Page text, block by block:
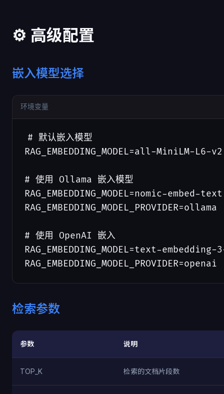
⚙️ 高级配置
嵌入模型选择
环境变量
# 默认嵌入模型
RAG_EMBEDDING_MODEL=all-MiniLM-L6-v2
# 使用 Ollama 嵌入模型
RAG_EMBEDDING_MODEL=nomic-embed-text
RAG_EMBEDDING_MODEL_PROVIDER=ollama
# 使用 OpenAI 嵌入
RAG_EMBEDDING_MODEL=text-
RAG_EMBEDDING_MODEL_PROVIDER=openai
检索参数
参数 说明
TOP_K 检索的文档片段数